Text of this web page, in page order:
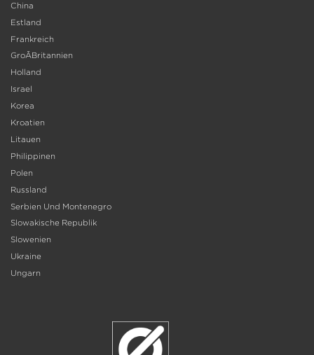
China
Estland
Frankreich
GroÃbritannien
Holland
Israel
Korea
Kroatien
Litauen
Philippinen
Polen
Russland
Serbien Und Montenegro
Slowakische Republik
Slowenien
Ukraine
Ungarn